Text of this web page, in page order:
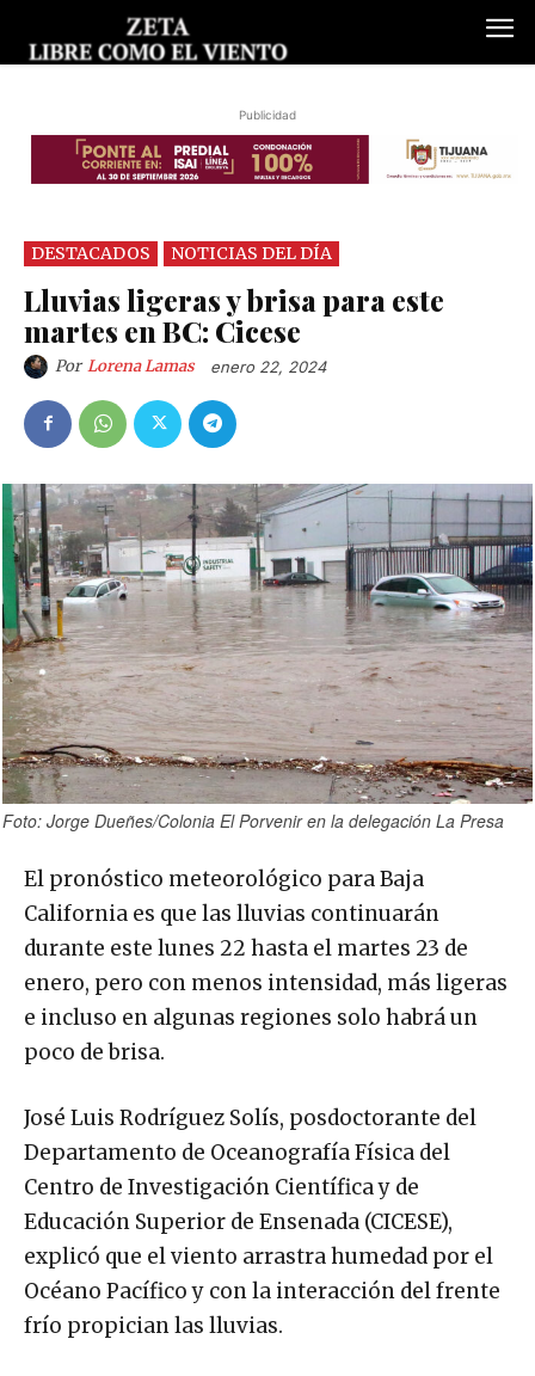
Publicidad
DESTACADOS NOTICIAS DEL DÍA
Lluvias ligeras y brisa para este
martes en BC: Cicese
Por Lorena Lamas enero 22, 2024
Foto: Jorge Dueñes/Colonia El Porvenir en la delegación La Presa
El pronóstico meteorológico para Baja
California es que las lluvias continuarán
durante este lunes 22 hasta el martes 23 de
enero, pero con menos intensidad, más ligeras
e incluso en algunas regiones solo habrá un
poco de brisa.
José Luis Rodríguez Solís, posdoctorante del
Departamento de Oceanografía Física del
Centro de Investigación Científica y de
Educación Superior de Ensenada (CICESE),
explicó que el viento arrastra humedad por el
Océano Pacífico y con la interacción del frente
frío propician las lluvias.